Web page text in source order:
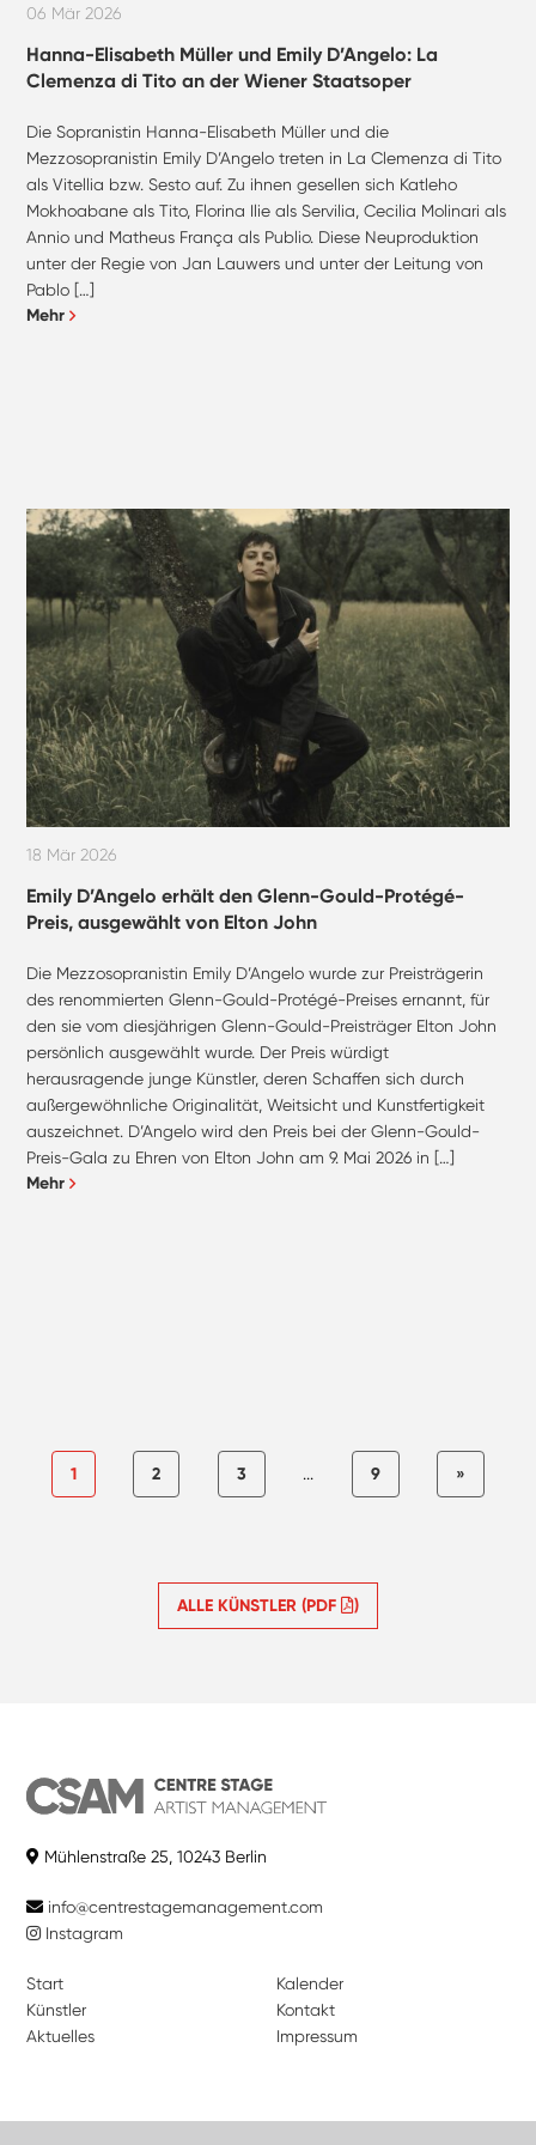
06 Mär 2026
Hanna-Elisabeth Müller und Emily D’Angelo: La
Clemenza di Tito an der Wiener Staatsoper
Die Sopranistin Hanna-Elisabeth Müller und die
Mezzosopranistin Emily D’Angelo treten in La Clemenza di Tito
als Vitellia bzw. Sesto auf. Zu ihnen gesellen sich Katleho
Mokhoabane als Tito, Florina Ilie als Servilia, Cecilia Molinari als
Annio und Matheus França als Publio. Diese Neuproduktion
unter der Regie von Jan Lauwers und unter der Leitung von
Pablo […]
Mehr
18 Mär 2026
Emily D’Angelo erhält den Glenn-Gould-Protégé-
Preis, ausgewählt von Elton John
Die Mezzosopranistin Emily D’Angelo wurde zur Preisträgerin
des renommierten Glenn-Gould-Protégé-Preises ernannt, für
den sie vom diesjährigen Glenn-Gould-Preisträger Elton John
persönlich ausgewählt wurde. Der Preis würdigt
herausragende junge Künstler, deren Schaffen sich durch
außergewöhnliche Originalität, Weitsicht und Kunstfertigkeit
auszeichnet. D’Angelo wird den Preis bei der Glenn-Gould-
Preis-Gala zu Ehren von Elton John am 9. Mai 2026 in […]
Mehr
1 2 3 ... 9 »
ALLE KÜNSTLER (PDF )
Mühlenstraße 25, 10243 Berlin
info@centrestagemanagement.com
Instagram
Start
Künstler
Aktuelles
Kalender
Kontakt
Impressum